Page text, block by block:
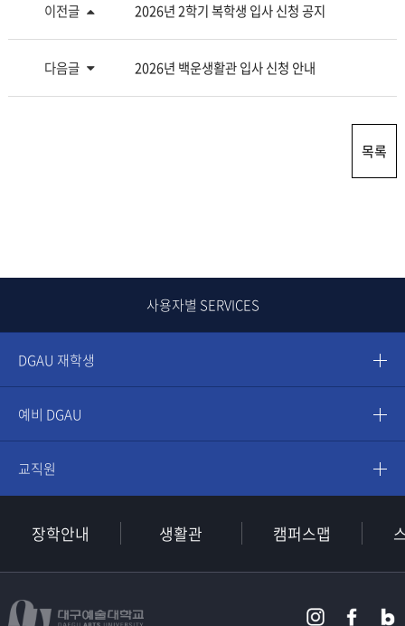
이전글 2026년 2학기 복학생 입사 신청 공지
다음글 2026년 백운생활관 입사 신청 안내
목록
사용자별 SERVICES
DGAU 재학생
예비 DGAU
교직원
장학안내 생활관 캠퍼스맵